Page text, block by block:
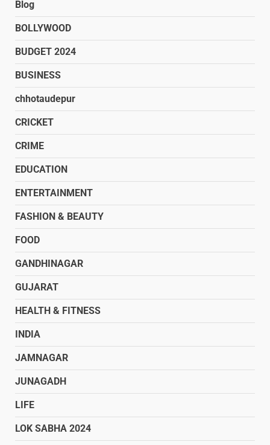
Blog
BOLLYWOOD
BUDGET 2024
BUSINESS
chhotaudepur
CRICKET
CRIME
EDUCATION
ENTERTAINMENT
FASHION & BEAUTY
FOOD
GANDHINAGAR
GUJARAT
HEALTH & FITNESS
INDIA
JAMNAGAR
JUNAGADH
LIFE
LOK SABHA 2024